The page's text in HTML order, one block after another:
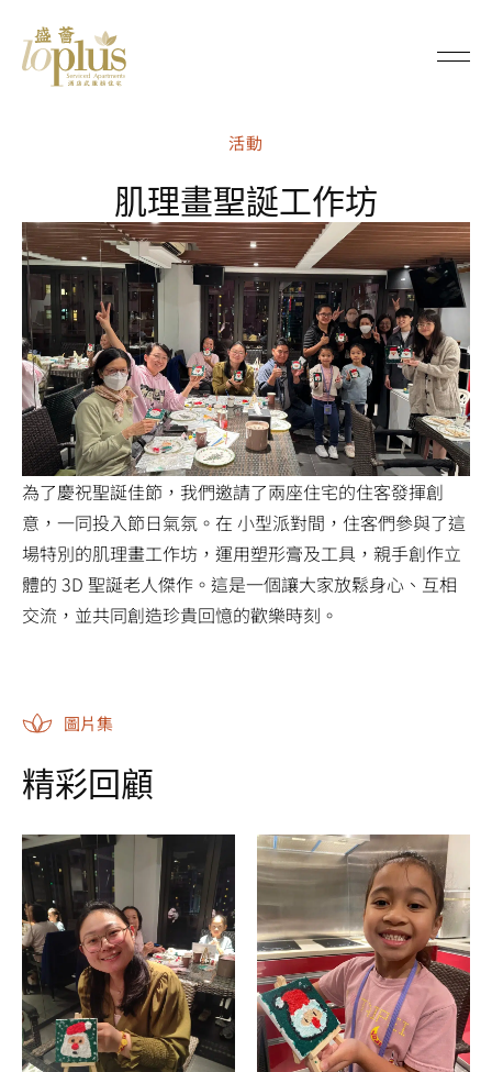
活動
肌理畫聖誕工作坊
為了慶祝聖誕佳節，我們邀請了兩座住宅的住客發揮創
意，一同投入節日氣氛。在 小型派對間，住客們參與了這
場特別的肌理畫工作坊，運用塑形膏及工具，親手創作立
體的 3D 聖誕老人傑作。這是一個讓大家放鬆身心、互相
交流，並共同創造珍貴回憶的歡樂時刻。
圖片集
精彩回顧